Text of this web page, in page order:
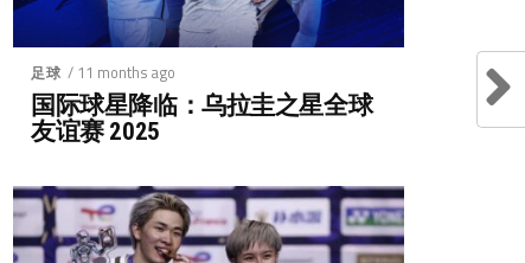
足球 / 11 months ago
国际球星降临：乌拉圭之星全球
友谊赛 2025